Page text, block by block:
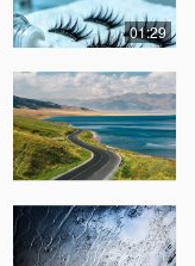
01:29